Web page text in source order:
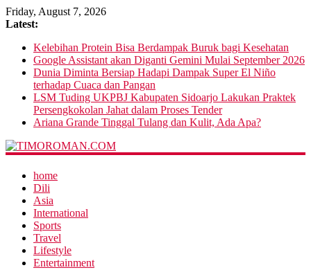
Friday, August 7, 2026
Latest:
Kelebihan Protein Bisa Berdampak Buruk bagi Kesehatan
Google Assistant akan Diganti Gemini Mulai September 2026
Dunia Diminta Bersiap Hadapi Dampak Super El Niño
terhadap Cuaca dan Pangan
LSM Tuding UKPBJ Kabupaten Sidoarjo Lakukan Praktek
Persengkokolan Jahat dalam Proses Tender
Ariana Grande Tinggal Tulang dan Kulit, Ada Apa?
home
Dili
Asia
International
Sports
Travel
Lifestyle
Entertainment